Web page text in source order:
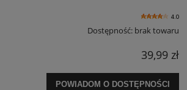
4.0
Dostępność: brak towaru
39,99 zł
POWIADOM O DOSTĘPNOŚCI